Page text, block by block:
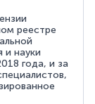
реестре
и науки
года, и за